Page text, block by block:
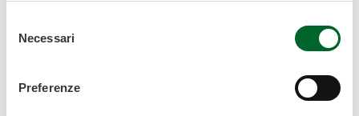
delNecessari
Preferenze
gestione emergenziale in atto.
Quarto punto: le operazioni di sanificazione. Non solo le
sito Arif n.144, 145,146, 160 per verificare quanto si sta